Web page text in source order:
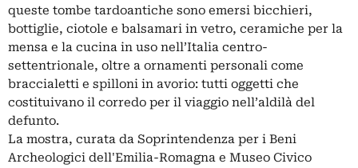
queste tombe tardoantiche sono emersi bicchieri,
bottiglie, ciotole e balsamari in vetro, ceramiche per la
mensa e la cucina in uso nell’Italia centro-
settentrionale, oltre a ornamenti personali come
braccialetti e spilloni in avorio: tutti oggetti che
costituivano il corredo per il viaggio nell’aldilà del
defunto.
La mostra, curata da Soprintendenza per i Beni
Archeologici dell'Emilia-Romagna e Museo Civico